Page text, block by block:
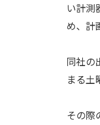
い計測
め、計
同社の
まる土
その際